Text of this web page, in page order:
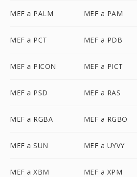
MEF a PALM MEF a PAM
MEF a PCT MEF a PDB
MEF a PICON MEF a PICT
MEF a PSD MEF a RAS
MEF a RGBA MEF a RGBO
MEF a SUN MEF a UYVY
MEF a XBM MEF a XPM